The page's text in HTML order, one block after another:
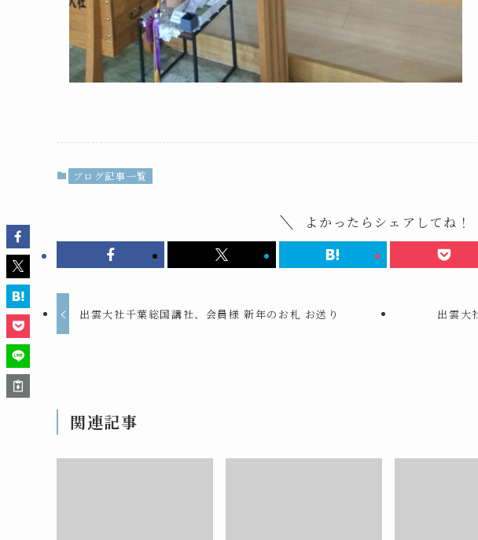
ブログ記事一覧
よかったらシェアしてね！
出雲大社千葉総国講社、会員様 新年のお札 お送り 出雲大
関連記事